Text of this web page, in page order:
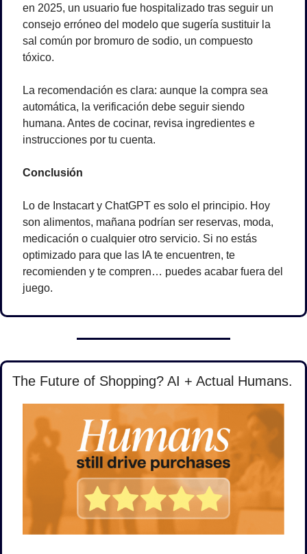
en 2025, un usuario fue hospitalizado tras seguir un
consejo erróneo del modelo que sugería sustituir la
sal común por bromuro de sodio, un compuesto
tóxico.
La recomendación es clara: aunque la compra sea
automática, la verificación debe seguir siendo
humana. Antes de cocinar, revisa ingredientes e
instrucciones por tu cuenta.
Conclusión
Lo de Instacart y ChatGPT es solo el principio. Hoy
son alimentos, mañana podrían ser reservas, moda,
medicación o cualquier otro servicio. Si no estás
optimizado para que las IA te encuentren, te
recomienden y te compren… puedes acabar fuera del
juego.
The Future of Shopping? AI + Actual Humans.